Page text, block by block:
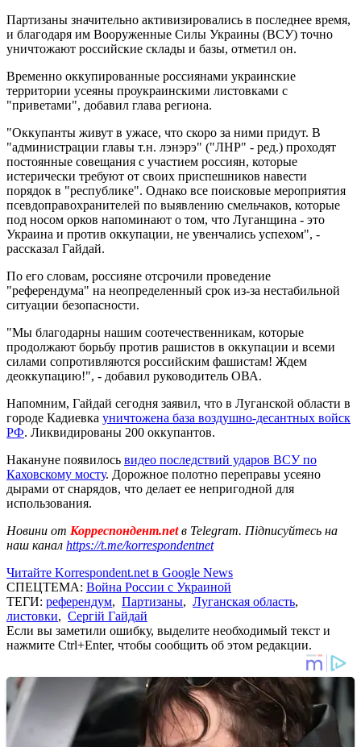
Партизаны значительно активизировались в последнее время,
и благодаря им Вооруженные Силы Украины (ВСУ) точно
уничтожают российские склады и базы, отметил он.
Временно оккупированные россиянами украинские
территории усеяны проукраинскими листовками с
"приветами", добавил глава региона.
"Оккупанты живут в ужасе, что скоро за ними придут. В
"администрации главы т.н. лэнэрэ" ("ЛНР" - ред.) проходят
постоянные совещания с участием россиян, которые
истерически требуют от своих приспешников навести
порядок в "республике". Однако все поисковые мероприятия
псевдоправохранителей по выявлению смельчаков, которые
под носом орков напоминают о том, что Луганщина - это
Украина и против оккупации, не увенчались успехом", -
рассказал Гайдай.
По его словам, россияне отсрочили проведение
"референдума" на неопределенный срок из-за нестабильной
ситуации безопасности.
"Мы благодарны нашим соотечественникам, которые
продолжают борьбу против рашистов в оккупации и всеми
силами сопротивляются российским фашистам! Ждем
деоккупацию!", - добавил руководитель ОВА.
Напомним, Гайдай сегодня заявил, что в Луганской области в
городе Кадиевка уничтожена база воздушно-десантных войск
РФ. Ликвидированы 200 оккупантов.
Накануне появилось видео последствий ударов ВСУ по
Каховскому мосту. Дорожное полотно переправы усеяно
дырами от снарядов, что делает ее непригодной для
использования.
Новини от Корреспондент.netв Telegram. Підписуйтесь на
наш канал https://t.me/korrespondentnet
Читайте Korrespondent.net в Google News
СПЕЦТЕМА: Война России с Украиной
ТЕГИ: референдум, Партизаны, Луганская область,
листовки, Сергій Гайдай
Если вы заметили ошибку, выделите необходимый текст и
нажмите Ctrl+Enter, чтобы сообщить об этом редакции.